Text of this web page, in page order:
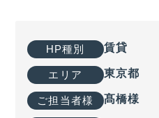
HP種別 賃貸
エリア 東京都
ご担当者様 髙橋様